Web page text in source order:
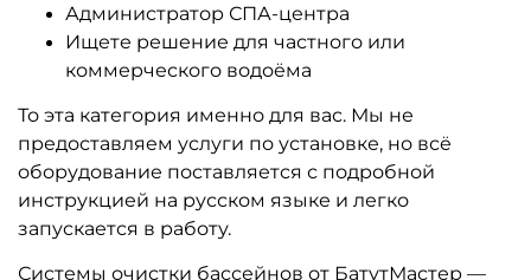
Администратор СПА-центра
Ищете решение для частного или
коммерческого водоёма
То эта категория именно для вас. Мы не
предоставляем услуги по установке, но всё
оборудование поставляется с подробной
инструкцией на русском языке и легко
запускается в работу.
Системы очистки бассейнов от БатутМастер —